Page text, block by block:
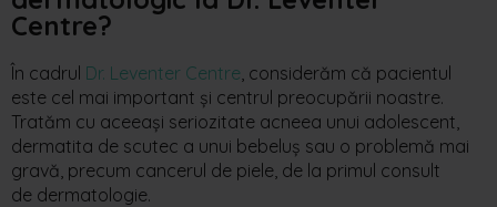
Centre?
În cadrul Dr. Leventer Centre , considerăm că pacientul
este cel mai important și centrul preocupării noastre.
Tratăm cu aceeași seriozitate acneea unui adolescent,
dermatita de scutec a unui bebeluș sau o problemă mai
gravă, precum cancerul de piele, de la primul consult
de dermatologie.